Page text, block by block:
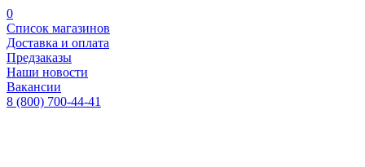
0
Список магазинов
Доставка и оплата
Предзаказы
Наши новости
Вакансии
8 (800) 700-44-41